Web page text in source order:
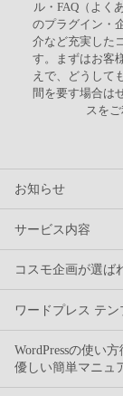
ル・FAQ（よく
のプラグイン・
介など充実した
す。まずはお客
えで、どうして
間を要す場合は
スをご
お知らせ
サービス内容
コスモ企画が選ば
ワードプレス テ
WordPressの使い
優しい簡単マニュ